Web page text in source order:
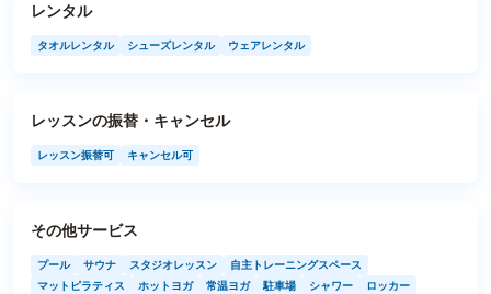
レンタル
タオルレンタル シューズレンタル ウェアレンタル
レッスンの振替・キャンセル
レッスン振替可 キャンセル可
その他サービス
プール サウナ スタジオレッスン
自主トレーニングスペース
マットピラティス
ホットヨガ 常温ヨガ 駐車場 シャワー
ロッカー